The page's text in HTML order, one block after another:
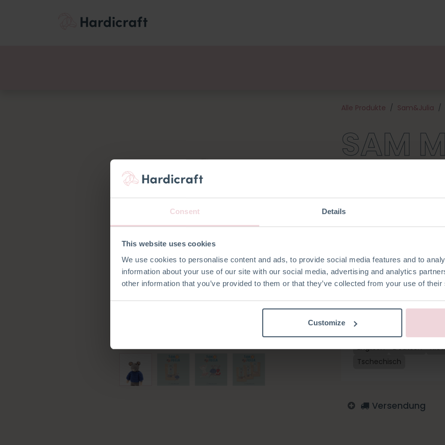
Consent Details
This website uses cookies
We use cookies to personalise content and ads, to provide social media features and to
information about your use of our site with our social media, advertising and analytics
other information that you’ve provided to them or that they’ve collected from your use of
Customize
Alle Produkte Sam&Julia
SAM
Erwecke die Geschichten
die Abenteuer aus den
aus – mit unseren
Liebhaben. Die Mäusehaus-
kennen! Dieses Set enthält
Baumwolle und alle
loszulegen. Sam ist ca. 12
Englisch Deutsch
Tschechisch
Versendung